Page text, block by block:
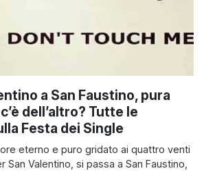
a San Faustino, pura
dell’altro? Tutte le
Festa dei Single
eterno e puro gridato ai quattro venti
San Valentino, si passa a San Faustino,